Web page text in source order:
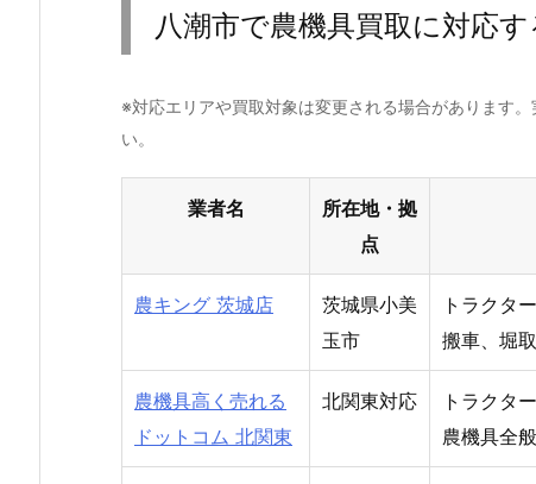
八潮市で農機具買取に対応
※対応エリアや買取対象は変更される場合があります
い。
業者名
所在地・拠
点
農キング 茨城店
茨城県小美
玉市
トラクタ
搬車、堀
農機具高く売れる
ドットコム 北関東
北関東対応
トラクタ
農機具全般